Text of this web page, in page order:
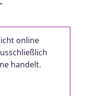
online
handelt.